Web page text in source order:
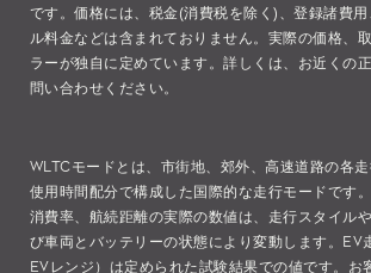
です。価格には、税金(消費税を除く)、登録諸費
ル料金などは含まれておりません。実際の価格、
ラーが独自に定めています。詳しくは、お近くの
問い合わせください。
WLTCモードとは、市街地、郊外、高速道路の各
使用時間配分で構成した国際的な走行モードです
消費率、航続距離の実際の数値は、走行スタイル
び車両とバッテリーの状態により変動します。EV
EVレンジ）は定められた試験結果での値です。お